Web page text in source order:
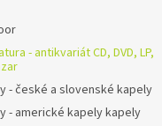
- antikvariát CD, DVD, LP,
- české a slovenské kapely
- americké kapely kapely